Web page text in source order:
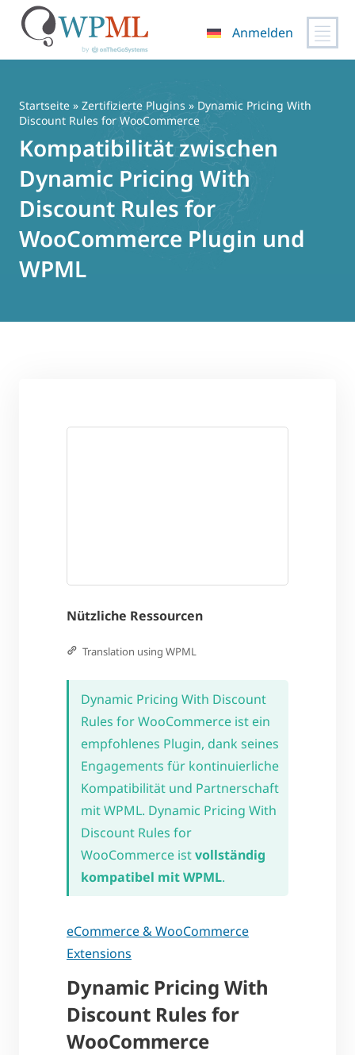
springen
Anmelden
Startseite » Zertifizierte Plugins » Dynamic Pricing With
Discount Rules for WooCommerce
Kompatibilität zwischen
Dynamic Pricing With
Discount Rules for
WooCommerce Plugin und
WPML
Nützliche Ressourcen
Translation using WPML
Dynamic Pricing With Discount
Rules for WooCommerce ist ein
empfohlenes Plugin, dank seines
Engagements für kontinuierliche
Kompatibilität und Partnerschaft
mit WPML. Dynamic Pricing With
Discount Rules for
WooCommerce istvollständig
kompatibel mit WPML.
eCommerce & WooCommerce
Extensions
Dynamic Pricing With
Discount Rules for
WooCommerce